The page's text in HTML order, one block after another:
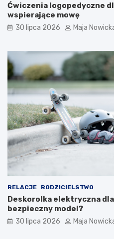
Ćwiczenia logopedyczne
wspierające mowę
30 lipca 2026 Maja
RELACJE RODZICIELSTWO
Deskorolka elektryczna
bezpieczny model?
30 lipca 2026 Maja